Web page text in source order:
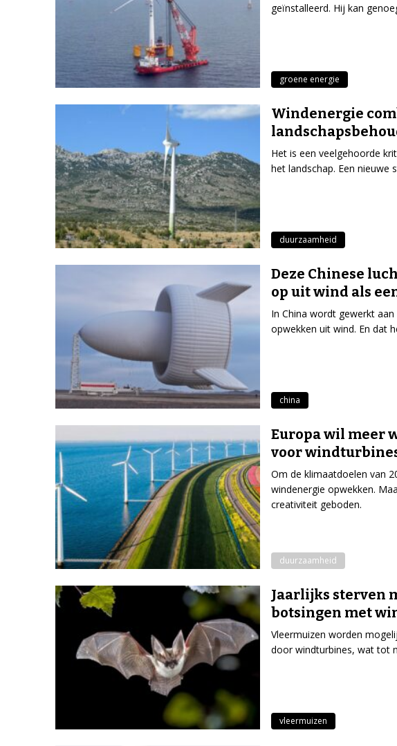
geïnstalleerd. Hij kan
groene energie
Windenergie
Het is een veelgehoorde
het landschap. Een nieuwe
duurzaamheid
Deze Chinese
op uit wind als
In China wordt gewerkt
opwekken uit wind. En dat
china
Europa wil meer
voor
Om de klimaatdoelen van
windenergie opwekken.
creativiteit geboden.
duurzaamheid
Jaarlijks sterven
botsingen met
Vleermuizen worden
door windturbines, wat tot
vleermuizen